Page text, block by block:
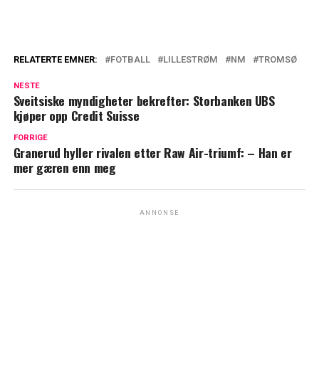
RELATERTE EMNER: FOTBALL LILLESTRØM NM TROMSØ
NESTE
Sveitsiske myndigheter bekrefter: Storbanken UBS
kjøper opp Credit Suisse
FORRIGE
Granerud hyller rivalen etter Raw Air-triumf: – Han er
mer gæren enn meg
ANNONSE